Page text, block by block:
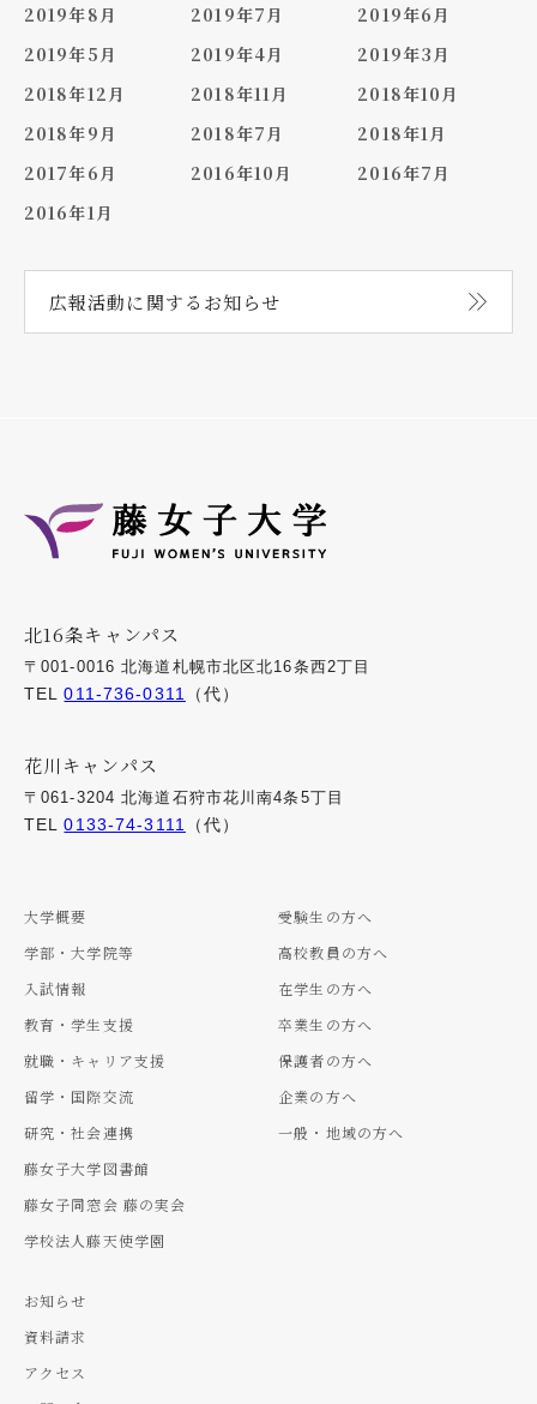
2019年8月
2019年7月
2019年6月
2019年5月
2019年4月
2019年3月
2018年12月
2018年11月
2018年10月
2018年9月
2018年7月
2018年1月
2017年6月
2016年10月
2016年7月
2016年1月
広報活動に関する お知らせ
北16条キャンパス
〒001-0016 北海道札幌市北区北16条西2丁目
TEL011-736-0311 （代）
花川キャンパス
〒061-3204 北海道石狩市花川南4条5丁目
TEL0133-74-3111 （代）
大学概要
学部・大学院等
入試情報
教育・学生支援
就職・キャリア支援
留学・国際交流
研究・社会連携
藤女子大学図書館
藤女子同窓会 藤の実会
学校法人藤天使学園
受験生の方へ
高校教員の方へ
在学生の方へ
卒業生の方へ
保護者の方へ
企業の方へ
一般・地域の方へ
お知らせ
資料請求
アクセス